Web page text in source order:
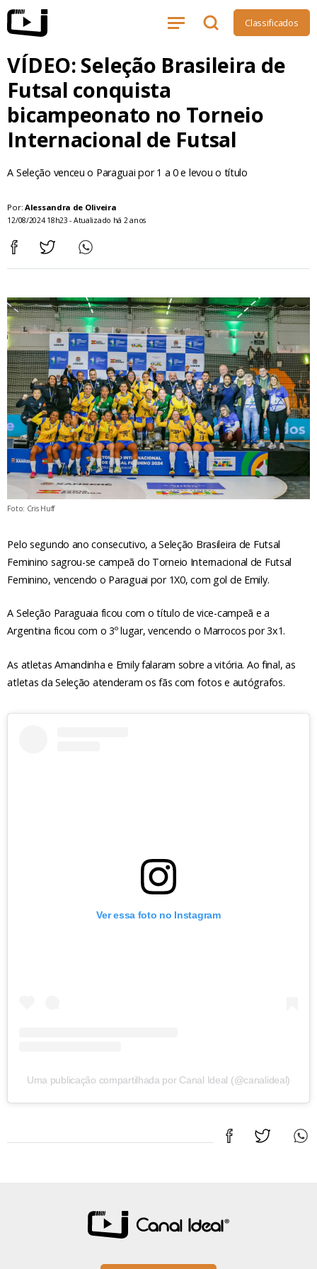
Classificados
VÍDEO: Seleção Brasileira de
Futsal conquista
bicampeonato no Torneio
Internacional de Futsal
A Seleção venceu o Paraguai por 1 a 0 e levou o título
Por: Alessandra de Oliveira
12/08/2024 18h23 - Atualizado há 2 anos
Foto: Cris Huff
Pelo segundo ano consecutivo, a Seleção Brasileira de Futsal
Feminino sagrou-se campeã do Torneio Internacional de Futsal
Feminino, vencendo o Paraguai por 1X0, com gol de Emily.
A Seleção Paraguaia ficou com o título de vice-campeã e a
Argentina ficou com o 3º lugar, vencendo o Marrocos por 3x1.
As atletas Amandinha e Emily falaram sobre a vitória. Ao final, as
atletas da Seleção atenderam os fãs com fotos e autógrafos.
Ver essa foto no Instagram
Uma publicação compartilhada por Canal Ideal (@canalideal)